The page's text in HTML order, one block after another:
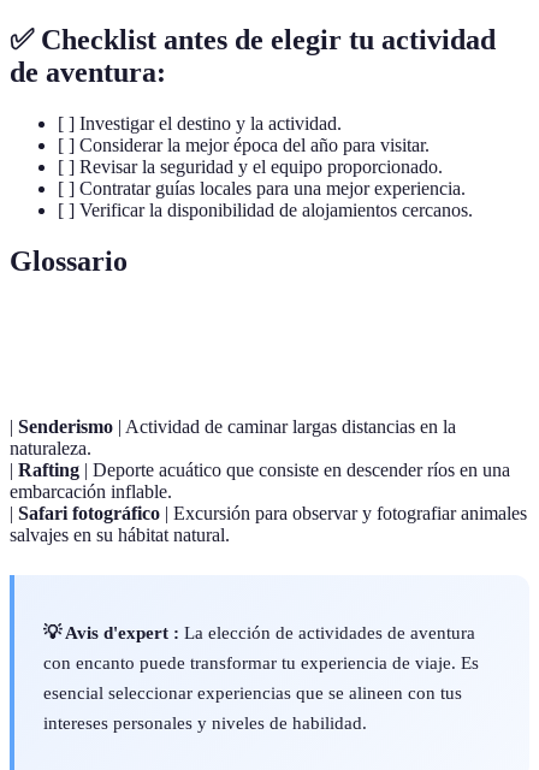
✅ Checklist antes de elegir tu actividad
de aventura:
[ ] Investigar el destino y la actividad.
[ ] Considerar la mejor época del año para visitar.
[ ] Revisar la seguridad y el equipo proporcionado.
[ ] Contratar guías locales para una mejor experiencia.
[ ] Verificar la disponibilidad de alojamientos cercanos.
Glossario
| Senderismo | Actividad de caminar largas distancias en la
naturaleza.
| Rafting | Deporte acuático que consiste en descender ríos en una
embarcación inflable.
| Safari fotográfico | Excursión para observar y fotografiar animales
salvajes en su hábitat natural.
💡 Avis d'expert : La elección de actividades de aventura
con encanto puede transformar tu experiencia de viaje. Es
esencial seleccionar experiencias que se alineen con tus
intereses personales y niveles de habilidad.